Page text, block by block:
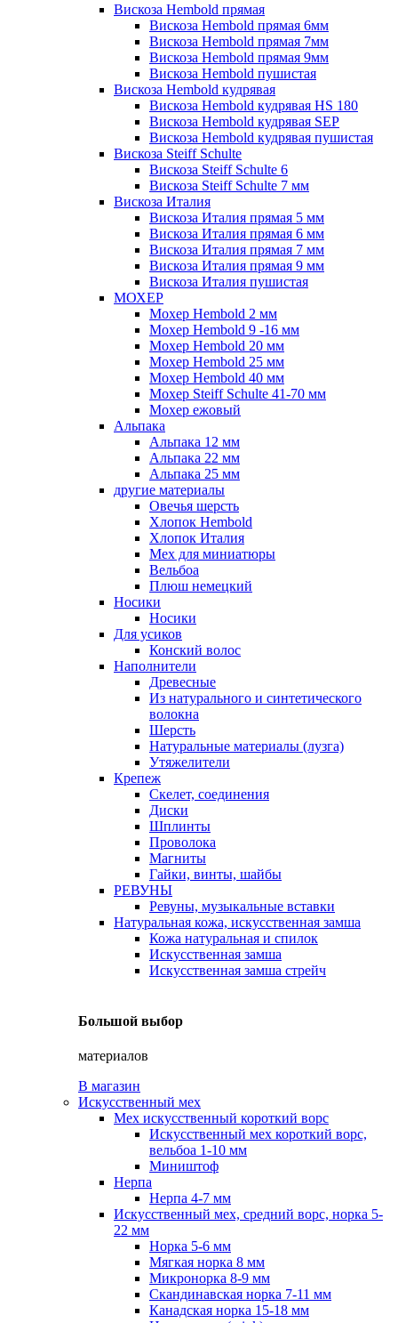
Вискоза Hembold прямая
Вискоза Hembold прямая 6мм
Вискоза Hembold прямая 7мм
Вискоза Hembold прямая 9мм
Вискоза Hembold пушистая
Вискоза Hembold кудрявая
Вискоза Hembold кудрявая HS 180
Вискоза Hembold кудрявая SEP
Вискоза Hembold кудрявая пушистая
Вискоза Steiff Schulte
Вискоза Steiff Schulte 6
Вискоза Steiff Schulte 7 мм
Вискоза Италия
Вискоза Италия прямая 5 мм
Вискоза Италия прямая 6 мм
Вискоза Италия прямая 7 мм
Вискоза Италия прямая 9 мм
Вискоза Италия пушистая
МОХЕР
Мохер Hembold 2 мм
Мохер Hembold 9 -16 мм
Мохер Hembold 20 мм
Мохер Hembold 25 мм
Мохер Hembold 40 мм
Мохер Steiff Schulte 41-70 мм
Мохер ежовый
Альпака
Альпака 12 мм
Альпака 22 мм
Альпака 25 мм
другие материалы
Овечья шерсть
Хлопок Hembold
Хлопок Италия
Мех для миниатюры
Вельбоа
Плюш немецкий
Носики
Носики
Для усиков
Конский волос
Наполнители
Древесные
Из натурального и синтетического
волокна
Шерсть
Натуральные материалы (лузга)
Утяжелители
Крепеж
Скелет, соединения
Диски
Шплинты
Проволока
Магниты
Гайки, винты, шайбы
РЕВУНЫ
Ревуны, музыкальные вставки
Натуральная кожа, искусственная замша
Кожа натуральная и спилок
Искусственная замша
Искусственная замша стрейч
Большой выбор
материалов
В магазин
Искусственный мех
Мех искусственный короткий ворс
Искусственный мех короткий ворс,
вельбоа 1-10 мм
Миништоф
Нерпа
Нерпа 4-7 мм
Искусственный мех, средний ворс, норка 5-
22 мм
Норка 5-6 мм
Мягкая норка 8 мм
Микронорка 8-9 мм
Скандинавская норка 7-11 мм
Канадская норка 15-18 мм